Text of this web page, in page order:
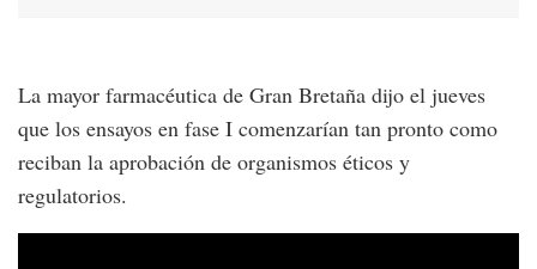
La mayor farmacéutica de Gran Bretaña dijo el jueves
que los ensayos en fase I comenzarían tan pronto como
reciban la aprobación de organismos éticos y
regulatorios.